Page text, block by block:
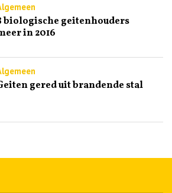
biologische geitenhouders
in 2016
gered uit brandende stal